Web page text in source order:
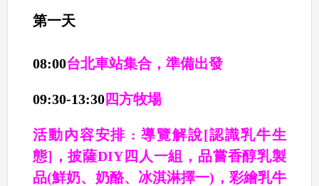
第一天
08:00台北車站集合，準備出發
09:30-13:30四方牧場
活動內容安排 : 導覽解說[認識乳牛生
態]，披薩DIY四人一組，品嘗香醇乳製
品(鮮奶、奶酪、冰淇淋擇一)，彩繪乳牛